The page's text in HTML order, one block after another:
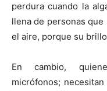
perdura cuando la
llena de personas
el aire, porque su
En cambio,
micrófonos;